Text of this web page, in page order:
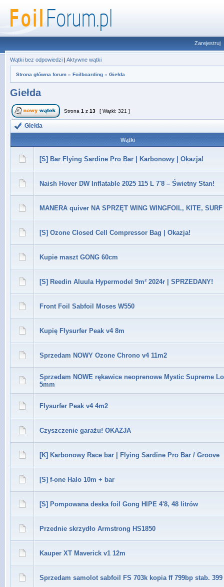
Zarejestruj
Wątki bez odpowiedzi | Aktywne wątki
Strona główna forum » Foilboarding » Giełda
Giełda
Strona 1 z 13 [ Wątki: 321 ]
Giełda
Wątki
[S] Bar Flying Sardine Pro Bar | Karbonowy | Okazja!
Naish Hover DW Inflatable 2025 115 L 7'8 – Świetny Stan!
MANERA quiver NA SPRZĘT WING WINGFOIL, KITE, SURF
[S] Ozone Closed Cell Compressor Bag | Okazja!
Kupie maszt GONG 60cm
[S] Reedin Aluula Hypermodel 9m² 2024r | SPRZEDANY!
Front Foil Sabfoil Moses W550
Kupię Flysurfer Peak v4 8m
Sprzedam NOWY Ozone Chrono v4 11m2
Sprzedam NOWE rękawice neoprenowe Mystic Supreme
5mm
Flysurfer Peak v4 4m2
Czyszczenie garażu! OKAZJA
[K] Karbonowy Race bar | Flying Sardine Pro Bar / Groove
[S] f-one Halo 10m + bar
[S] Pompowana deska foil Gong HIPE 4'8, 48 litrów
Przednie skrzydło Armstrong HS1850
Kauper XT Maverick v1 12m
Sprzedam samolot sabfoil FS 703k kopia ff 799bp stab. 399